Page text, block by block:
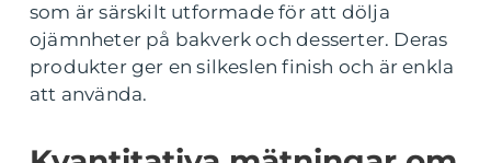
som är särskilt utformade för att dölja
ojämnheter på bakverk och desserter. Deras
produkter ger en silkeslen finish och är enkla
att använda.